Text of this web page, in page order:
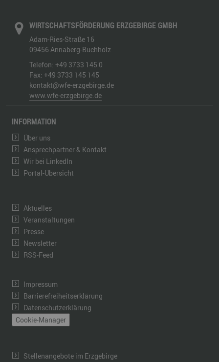
WIRTSCHAFTSFÖRDERUNG ERZGEBIRGE GMBH
Adam-Ries-Straße 16
09456 Annaberg-Buchholz
Telefon: +49 3733 145 0
Fax: +49 3733 145 145
kontakt@wfe-erzgebirge.de
www.wfe-erzgebirge.de
INFORMATION
Über uns
Ansprechpartner & Kontakt
Wir bei LinkedIn
Portal-Übersicht
Aktuelles
Veranstaltungen
Presse
Newsletter
RSS-Feed
Impressum
Barrierefreiheitserklärung
Datenschutzerklärung
Cookie-Manager
Stellenangebote im Erzgebirge